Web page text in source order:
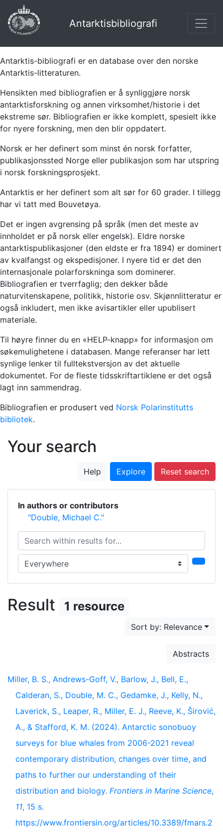
Antarktisbibliografi
Antarktis-bibliografi er en database over den norske
Antarktis-litteraturen.
Hensikten med bibliografien er å synliggjøre norsk
antarktisforskning og annen virksomhet/historie i det
ekstreme sør. Bibliografien er ikke komplett, spesielt ikke
for nyere forskning, men den blir oppdatert.
Norsk er her definert som minst én norsk forfatter,
publikasjonssted Norge eller publikasjon som har utspring
i norsk forskningsprosjekt.
Antarktis er her definert som alt sør for 60 grader. I tillegg
har vi tatt med Bouvetøya.
Det er ingen avgrensing på språk (men det meste av
innholdet er på norsk eller engelsk). Eldre norske
antarktispublikasjoner (den eldste er fra 1894) er dominert
av kvalfangst og ekspedisjoner. I nyere tid er det den
internasjonale polarforskninga som dominerer.
Bibliografien er tverrfaglig; den dekker både
naturvitenskapene, politikk, historie osv. Skjønnlitteratur er
også inkludert, men ikke avisartikler eller upublisert
materiale.
Til høyre finner du en «HELP-knapp» for informasjon om
søkemulighetene i databasen. Mange referanser har lett
synlige lenker til fulltekstversjon av det aktuelle
dokumentet. For de fleste tidsskriftartiklene er det også
lagt inn sammendrag.
Bibliografien er produsert ved Norsk Polarinstitutts
bibliotek.
Your search
Help Explore Reset search
In authors or contributors
"Double, Michael C."
Search within results for...
Search in...
Result 1 resource
Sort by: Relevance
Abstracts
Miller, B. S., Andrews-Goff, V., Barlow, J., Bell, E.,
Calderan, S., Double, M. C., Gedamke, J., Kelly, N.,
Laverick, S., Leaper, R., Miller, E. J., Reeve, K., Širović,
A., & Stafford, K. M. (2024). Antarctic sonobuoy
surveys for blue whales from 2006-2021 reveal
contemporary distribution, changes over time, and
paths to further our understanding of their
distribution and biology. Frontiers in Marine Science,
11, 15 s.
https://www.frontiersin.org/articles/10.3389/fmars.2